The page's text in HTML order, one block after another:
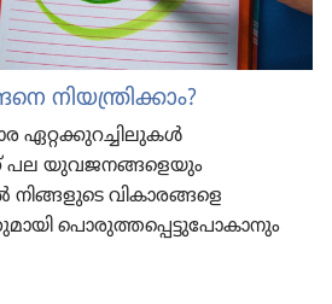
നിയന്ത്രിക്കാം?
ഏറ്റക്കുറച്ചിലുകൾ
യുവജനങ്ങളെയും
നിങ്ങളുടെ വികാരങ്ങളെ
പൊരുത്തപ്പെട്ടുപോകാനും